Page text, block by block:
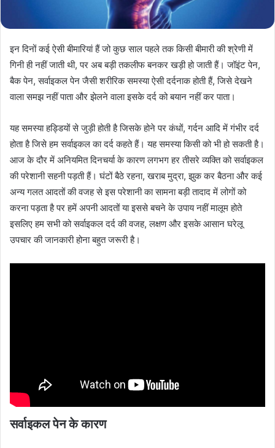
इन दिनों कई ऐसी बीमारियां हैं जो कुछ साल पहले तक किसी बीमारी की श्रेणी में
गिनी ही नहीं जाती थी, पर अब बड़ी तकलीफ बनकर खड़ी हो जाती हैं। जॉइंट पेन,
बैक पेन, सर्वाइकल पेन जैसी शरीरिक समस्या ऐसी दर्दनाक होती हैं, जिसे देखने
वाला समझ नहीं पाता और झेलने वाला इसके दर्द को बयान नहीं कर पाता।
यह समस्या हड्डियों से जुड़ी होती है जिसके होने पर कंधों, गर्दन आदि में गंभीर दर्द
होता है जिसे हम सर्वाइकल का दर्द कहते हैं। यह समस्या किसी को भी हो सकती है।
आज के दौर में अनियमित दिनचर्या के कारण लगभग हर तीसरे व्यक्ति को सर्वाइकल
की परेशानी सहनी पड़ती हैं। घंटों बैठे रहना, खराब मुद्रा, झुक कर बैठना और कई
अन्य गलत आदतों की वजह से इस परेशानी का सामना बड़ी तादाद में लोगों को
करना पड़ता है पर हमें अपनी आदतों या इससे बचने के उपाय नहीं मालूम होते
इसलिए हम सभी को सर्वाइकल दर्द की वजह, लक्षण और इसके आसान घरेलू
उपचार की जानकारी होना बहुत जरूरी है।
सर्वाइकल पेन के कारण